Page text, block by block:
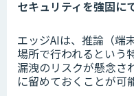
セキュリティを強固に
エッジAIは、推論（端
場所で行われるという
漏洩のリスクが懸念さ
に留めておくことが可